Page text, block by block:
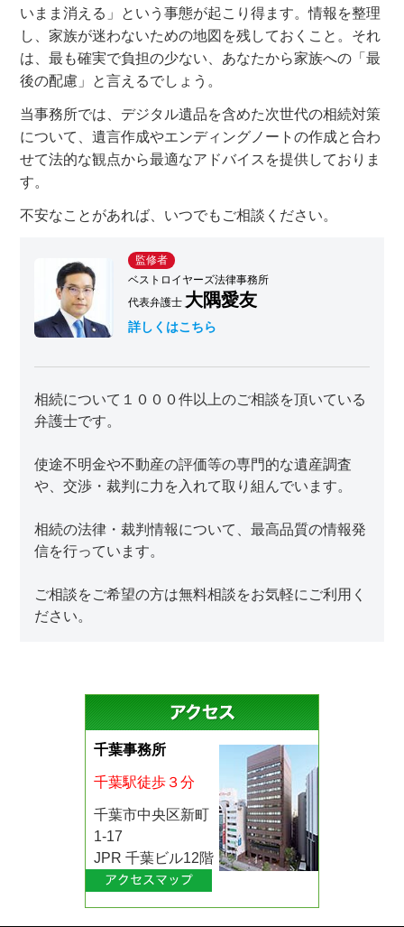
いまま消える」という事態が起こり得ます。情報を整理
し、家族が迷わないための地図を残しておくこと。それ
は、最も確実で負担の少ない、あなたから家族への「最
後の配慮」と言えるでしょう 。
当事務所では、デジタル遺品を含めた次世代の相続対策
について、遺言作成やエンディングノートの作成と合わ
せて法的な観点から最適なアドバイスを提供しておりま
す。
不安なことがあれば、いつでもご相談ください。
監修者
ベストロイヤーズ法律事務所
代表弁護士 大隅愛友
詳しくはこちら
相続について１０００件以上のご相談を頂いている
弁護士です。
使途不明金や不動産の評価等の専門的な遺産調査
や、交渉・裁判に力を入れて取り組んでいます。
相続の法律・裁判情報について、最高品質の情報発
信を行っています。
ご相談をご希望の方は無料相談をお気軽にご利用く
ださい。
千葉事務所
千葉駅徒歩３分
千葉市中央区新町
1-17
JPR 千葉ビル12階